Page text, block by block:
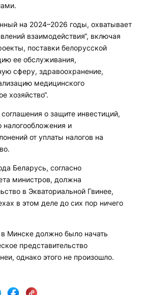
на 2024–2026 годы, охватывает
взаимодействия“, включая
поставки белорусской
ее обслуживания,
сферу, здравоохранение,
медицинского
хозяйство“.
о защите инвестиций,
налогообложения и
от уплаты налогов на
Беларусь, согласно
министров, должна
в Экваториальной Гвинее,
в этом деле до сих пор ничего
Минске должно было начать
представительство
однако этого не произошло.